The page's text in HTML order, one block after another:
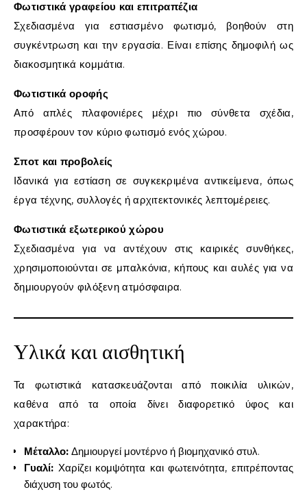
Φωτιστικά γραφείου και επιτραπέζια
Σχεδιασμένα για εστιασμένο φωτισμό, βοηθούν στη
συγκέντρωση και την εργασία. Είναι επίσης δημοφιλή ως
διακοσμητικά κομμάτια.
Φωτιστικά οροφής
Από απλές πλαφονιέρες μέχρι πιο σύνθετα σχέδια,
προσφέρουν τον κύριο φωτισμό ενός χώρου.
Σποτ και προβολείς
Ιδανικά για εστίαση σε συγκεκριμένα αντικείμενα, όπως
έργα τέχνης, συλλογές ή αρχιτεκτονικές λεπτομέρειες.
Φωτιστικά εξωτερικού χώρου
Σχεδιασμένα για να αντέχουν στις καιρικές συνθήκες,
χρησιμοποιούνται σε μπαλκόνια, κήπους και αυλές για να
δημιουργούν φιλόξενη ατμόσφαιρα.
Υλικά και αισθητική
Τα φωτιστικά κατασκευάζονται από ποικιλία υλικών,
καθένα από τα οποία δίνει διαφορετικό ύφος και
χαρακτήρα:
Μέταλλο: Δημιουργεί μοντέρνο ή βιομηχανικό στυλ.
Γυαλί: Χαρίζει κομψότητα και φωτεινότητα, επιτρέποντας
διάχυση του φωτός.